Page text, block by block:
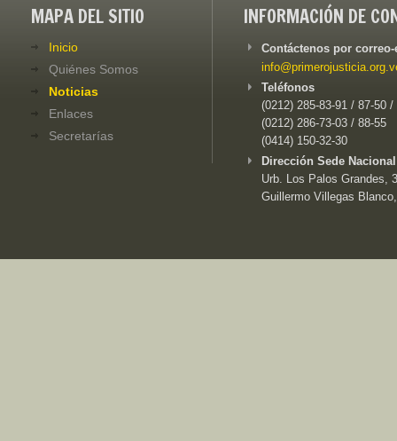
MAPA DEL SITIO
Inicio
Quiénes Somos
Noticias
Enlaces
Secretarías
INFORMACIÓN DE
Contáctenos por
Teléfonos
(0212) 285-83-91 / 87-50 /
(0212) 286-73-03 / 88-55
(0414) 150-32-30
Dirección Sede
Urb. Los Palos Grandes,
Guillermo Villegas